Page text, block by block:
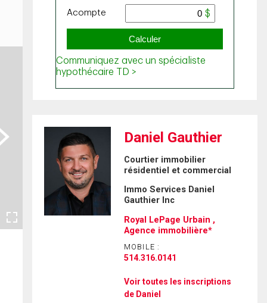
Daniel Gauthier
Courtier immobilier
résidentiel et commercial
Immo Services Daniel
Gauthier Inc
Royal LePage Urbain ,
Agence immobilière*
MOBILE :
514.316.0141
Voir toutes les inscriptions
de Daniel